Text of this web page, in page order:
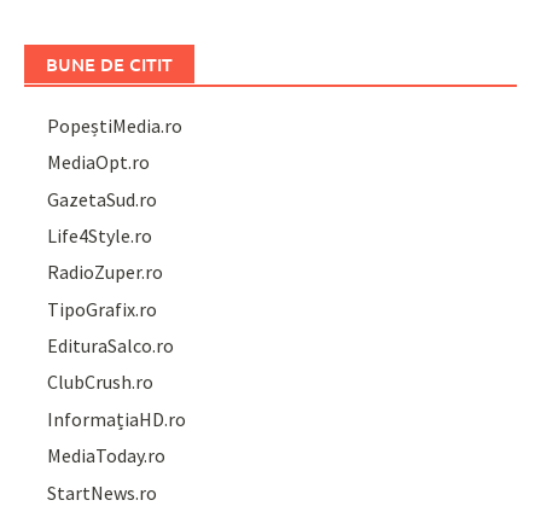
BUNE DE CITIT
PopeștiMedia.ro
MediaOpt.ro
GazetaSud.ro
Life4Style.ro
RadioZuper.ro
TipoGrafix.ro
EdituraSalco.ro
ClubCrush.ro
InformațiaHD.ro
MediaToday.ro
StartNews.ro